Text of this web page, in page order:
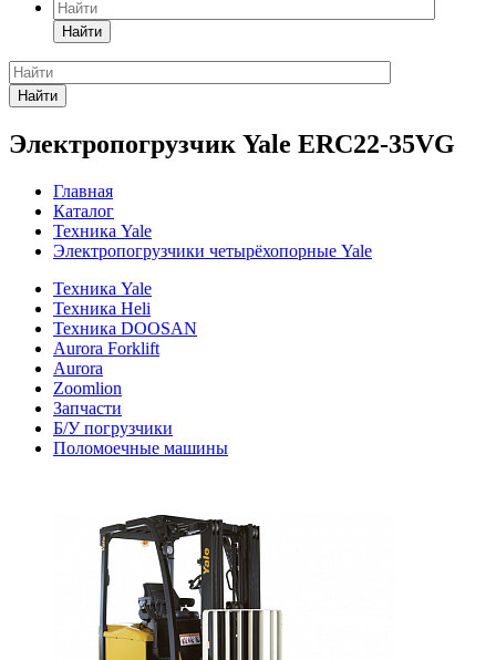
Найти
Найти
Электропогрузчик Yale ERC22-35VG
Главная
Каталог
Техника Yale
Электропогрузчики четырёхопорные Yale
Техника Yale
Техника Heli
Техника DOOSAN
Aurora Forklift
Aurora
Zoomlion
Запчасти
Б/У погрузчики
Поломоечные машины